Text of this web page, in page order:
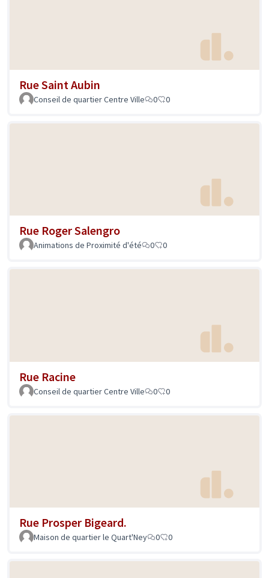
Rue Saint Aubin
Conseil de quartier Centre Ville 0 0
Rue Roger Salengro
Animations de Proximité d'été 0 0
Rue Racine
Conseil de quartier Centre Ville 0 0
Rue Prosper Bigeard.
Maison de quartier le Quart'Ney 0 0